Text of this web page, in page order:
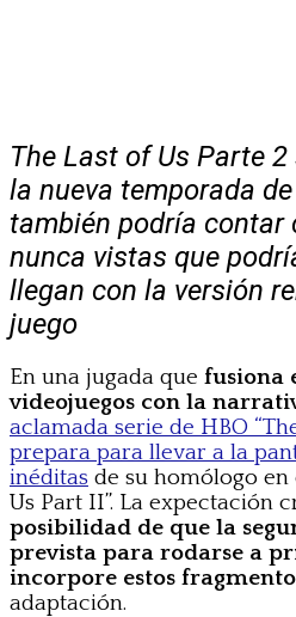
The Last of Us Parte
la nueva temporada
también podría contar
nunca vistas que
llegan con la versión
juego
En una jugada que fusiona
videojuegos con la
aclamada serie de HBO
prepara para llevar a la
inéditas de su homólogo en
Us Part II”. La expectación
posibilidad de que la
prevista para rodarse a
incorpore estos
adaptación.